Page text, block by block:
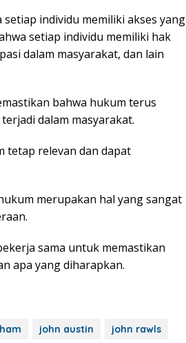
individu memiliki akses yang
setiap individu memiliki hak
dalam masyarakat, dan lain
bahwa hukum terus
dalam masyarakat.
tetap relevan dan dapat
merupakan hal yang sangat
sama untuk memastikan
apa yang diharapkan.
john austin john rawls